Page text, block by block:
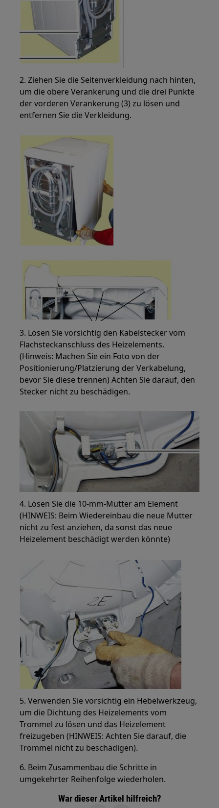
2. Ziehen Sie die Seitenverkleidung nach hinten,
um die obere Verankerung und die drei Punkte
der vorderen Verankerung (3) zu lösen und
entfernen Sie die Verkleidung.
3. Lösen Sie vorsichtig den Kabelstecker vom
Flachsteckanschluss des Heizelements.
(Hinweis: Machen Sie ein Foto von der
Positionierung/Platzierung der Verkabelung,
bevor Sie diese trennen) Achten Sie darauf, den
Stecker nicht zu beschädigen.
4. Lösen Sie die 10-mm-Mutter am Element
(HINWEIS: Beim Wiedereinbau die neue Mutter
nicht zu fest anziehen, da sonst das neue
Heizelement beschädigt werden könnte)
5. Verwenden Sie vorsichtig ein Hebelwerkzeug,
um die Dichtung des Heizelements vom
Trommel zu lösen und das Heizelement
freizugeben (HINWEIS: Achten Sie darauf, die
Trommel nicht zu beschädigen).
6. Beim Zusammenbau die Schritte in
umgekehrter Reihenfolge wiederholen.
War dieser Artikel hilfreich?